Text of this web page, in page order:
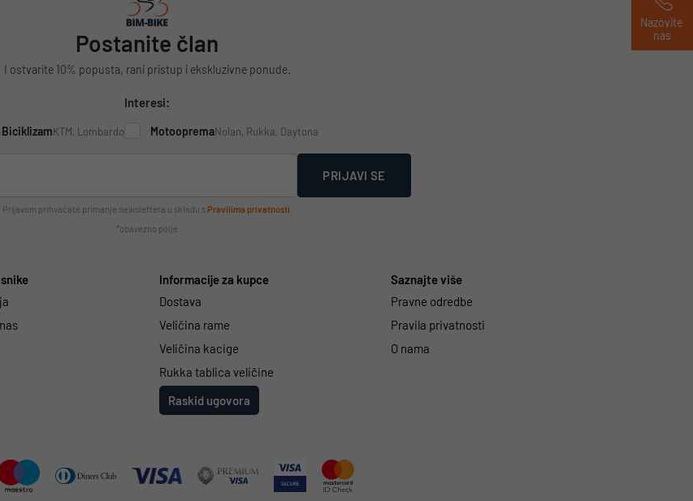
Postanite član
I ostvarite 10% popusta, rani pristup i ekskluzivne ponude.
Interesi:
BiciklizamKTM, Lombardo MotoopremaNolan, Rukka, Daytona
PRIJAVI SE
Prijavom prihvaćate primanje newslettera u skladu s Pravilima privatnosti
*obavezno polje
Informacije za kupce
Dostava
Veličina rame
Veličina kacige
Rukka tablica veličine
Raskid ugovora
Saznajte više
Pravne odredbe
Pravila privatnosti
O nama
Nazovite
nas